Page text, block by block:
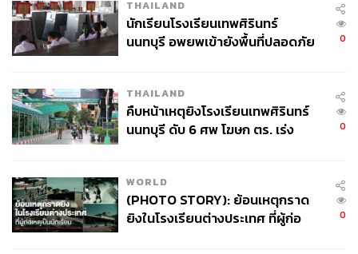
THAILAND
นักเรียนโรงเรียนเทพศิรินทร์
นนทบุรี อพยพเข้ายังพื้นที่ปลอดภัย
0
THAILAND
คืบหน้าเหตุยิงโรงเรียนเทพศิรินทร์
นนทบุรี ดับ 6 ศพ โฆษก ตร. เร่ง
0
WORLD
(PHOTO STORY): ย้อนเหตุกราด
ยิงในโรงเรียนต่างประเทศ ที่ผู้ก่อ
0